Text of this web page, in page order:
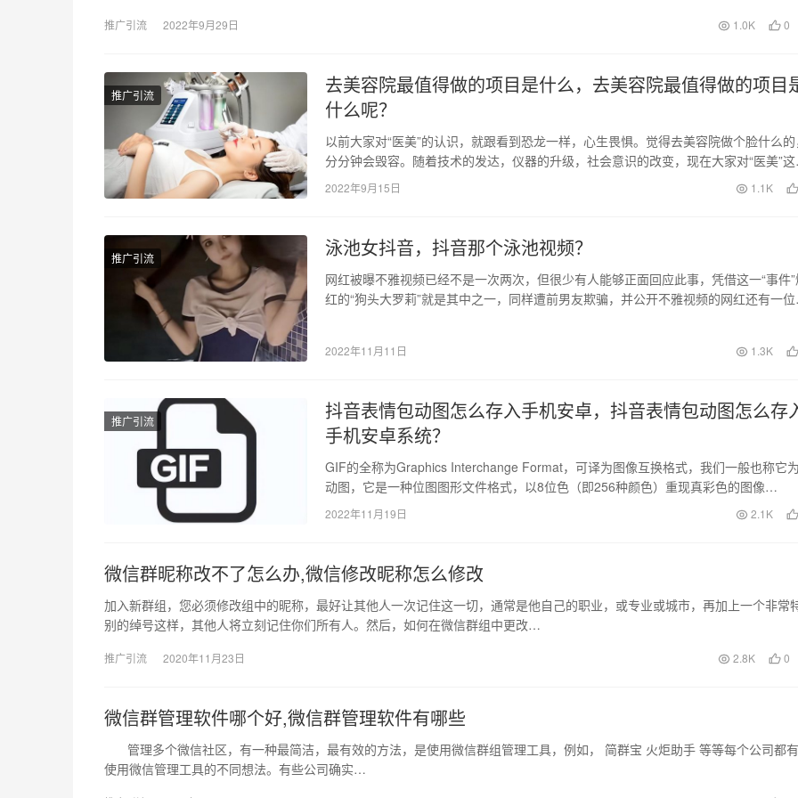
推广引流 2022年9月29日 1.0K 0
推广引流
去美容院最值得做的项目是什么，去美容院最值得做的项目
什么呢？
以前大家对“医美”的认识，就跟看到恐龙一样，心生畏惧。觉得去美容院做个脸什么的
分分钟会毁容。随着技术的发达，仪器的升级，社会意识的改变，现在大家对“医美”这
个字早已经没有从前那…
2022年9月15日 1.1K
推广引流 泳池女抖音，抖音那个泳池视频？
网红被曝不雅视频已经不是一次两次，但很少有人能够正面回应此事，凭借这一“事件
红的“狗头大罗莉”就是其中之一，同样遭前男友欺骗，并公开不雅视频的网红还有一位
2022年11月11日 1.3K
推广引流
抖音表情包动图怎么存入手机安卓，抖音表情包动图怎么存
手机安卓系统？
GIF的全称为Graphics Interchange Format，可译为图像互换格式，我们一般也称它为
动图，它是一种位图图形文件格式，以8位色（即256种颜色）重现真彩色的图像…
2022年11月19日 2.1K
微信群昵称改不了怎么办,微信修改昵称怎么修改
加入新群组，您必须修改组中的昵称，最好让其他人一次记住这一切，通常是他自己的职业，或专业或城市，再加上一个非常
别的绰号这样，其他人将立刻记住你们所有人。然后，如何在微信群组中更改…
推广引流 2020年11月23日 2.8K 0
微信群管理软件哪个好,微信群管理软件有哪些
管理多个微信社区，有一种最简洁，最有效的方法，是使用微信群组管理工具，例如， 简群宝 火炬助手 等等每个公司都有
使用微信管理工具的不同想法。有些公司确实…